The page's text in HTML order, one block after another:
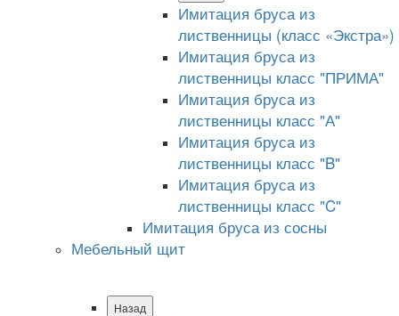
Имитация бруса из
лиственницы (класс «Экстра»)
Имитация бруса из
лиственницы класс "ПРИМА"
Имитация бруса из
лиственницы класс "А"
Имитация бруса из
лиственницы класс "B"
Имитация бруса из
лиственницы класс "C"
Имитация бруса из сосны
Мебельный щит
Назад